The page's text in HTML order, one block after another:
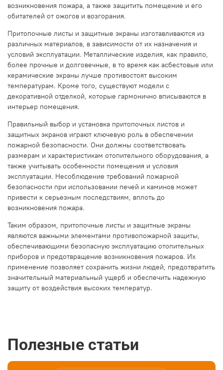
возникновения пожара, а также защитить помещение и его
обитателей от ожогов и возгорания.
Притопочные листы и защитные экраны изготавливаются из
различных материалов, в зависимости от их назначения и
условий эксплуатации. Металлические изделия, как правило,
более прочные и долговечные, в то время как асбестовые или
керамические экраны лучше противостоят высоким
температурам. Кроме того, существуют модели с
декоративной отделкой, которые гармонично вписываются в
интерьер помещения.
Правильный выбор и установка притопочных листов и
защитных экранов играют ключевую роль в обеспечении
пожарной безопасности. Они должны соответствовать
размерам и характеристикам отопительного оборудования, а
также учитывать особенности помещения и условия
эксплуатации. Несоблюдение требований пожарной
безопасности при использовании печей и каминов может
привести к серьезным последствиям, вплоть до
возникновения пожара.
Таким образом, притопочные листы и защитные экраны
являются важными элементами противопожарной защиты,
обеспечивающими безопасную эксплуатацию отопительных
приборов и предотвращение возникновения пожаров. Их
применение позволяет сохранить жизни людей, предотвратить
значительный материальный ущерб и обеспечить надежную
защиту от воздействия высоких температур.
Полезные статьи